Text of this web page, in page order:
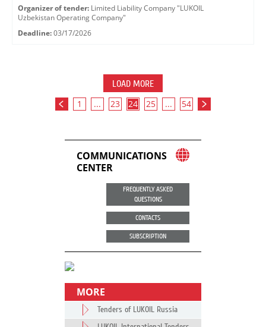
Organizer of tender: Limited Liability Company "LUKOIL
Uzbekistan Operating Company"
Deadline: 03/17/2026
LOAD MORE
1 ... 23 24 25 ... 54
COMMUNICATIONS
CENTER
FREQUENTLY ASKED
QUESTIONS
CONTACTS
SUBSCRIPTION
MORE
Tenders of LUKOIL Russia